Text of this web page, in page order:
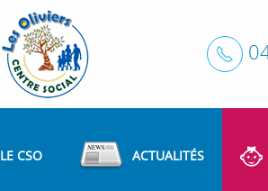
LE CSO ACTUALITÉS